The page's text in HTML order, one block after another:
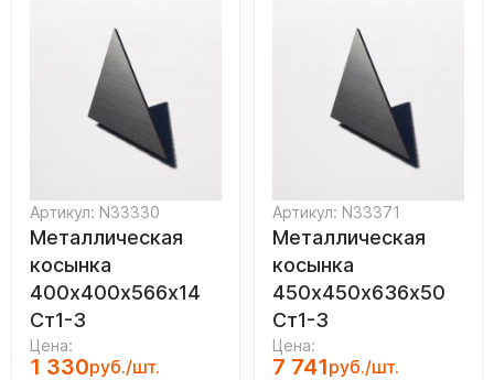
Артикул: N33330
Металлическая
косынка
400х400х566х14
Ст1-3
Цена:
1 330руб./шт.
Артикул: N33371
Металлическая
косынка
450х450х636х50
Ст1-3
Цена:
7 741руб./шт.